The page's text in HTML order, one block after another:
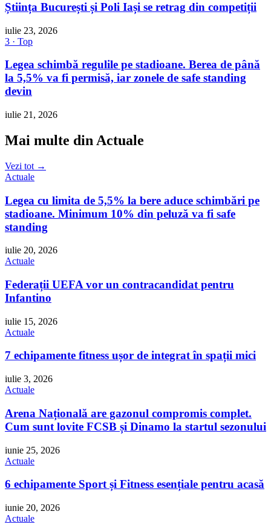
Știința București și Poli Iași se retrag din competiții
iulie 23, 2026
3 · Top
Legea schimbă regulile pe stadioane. Berea de până
la 5,5% va fi permisă, iar zonele de safe standing
devin
iulie 21, 2026
Mai multe din Actuale
Vezi tot →
Actuale
Legea cu limita de 5,5% la bere aduce schimbări pe
stadioane. Minimum 10% din peluză va fi safe
standing
iulie 20, 2026
Actuale
Federații UEFA vor un contracandidat pentru
Infantino
iulie 15, 2026
Actuale
7 echipamente fitness ușor de integrat în spații mici
iulie 3, 2026
Actuale
Arena Națională are gazonul compromis complet.
Cum sunt lovite FCSB și Dinamo la startul sezonului
iunie 25, 2026
Actuale
6 echipamente Sport și Fitness esențiale pentru acasă
iunie 20, 2026
Actuale